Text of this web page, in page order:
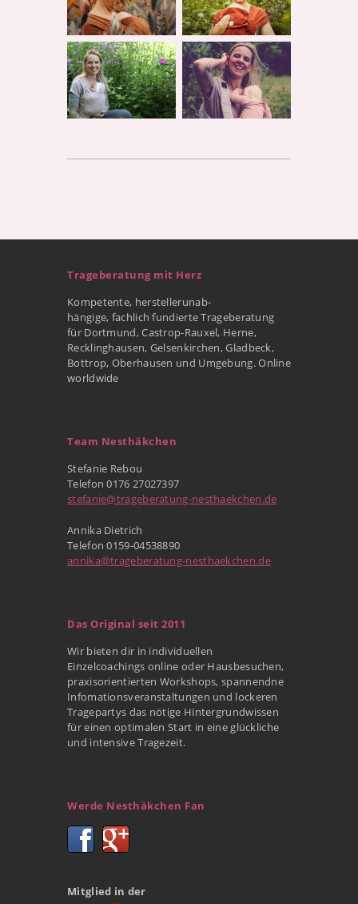
Trageberatung mit Herz
Kompetente, herstellerunab-
hängige, fachlich fundierte Trageberatung
für Dortmund, Castrop-Rauxel, Herne,
Recklinghausen, Gelsenkirchen, Gladbeck,
Bottrop, Oberhausen und Umgebung. Online
worldwide
Team Nesthäkchen
Stefanie Rebou
Telefon 0176 27027397
stefanie@trageberatung-nesthaekchen.de
Annika Dietrich
Telefon 0159-04538890
annika@trageberatung-nesthaekchen.de
Das Original seit 2011
Wir bieten dir in individuellen
Einzelcoachings online oder Hausbesuchen,
praxisorientierten Workshops, spannendne
Infomationsveranstaltungen und lockeren
Tragepartys das nötige Hintergrundwissen
für einen optimalen Start in eine glückliche
und intensive Tragezeit.
Werde Nesthäkchen Fan
Mitglied in der